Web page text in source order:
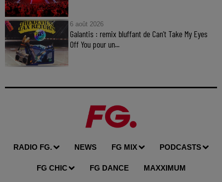
6 août 2026
Galantis : remix bluffant de Can’t Take My Eyes
Off You pour un...
RADIO FG. NEWS FG MIX PODCASTS
FG CHIC FG DANCE MAXXIMUM